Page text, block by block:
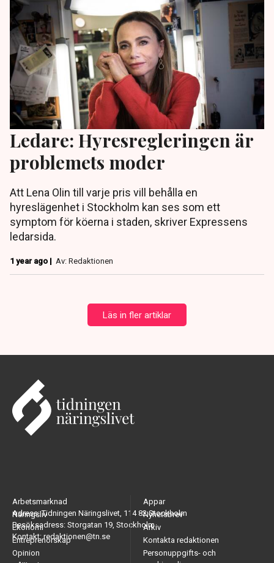
Ledare: Hyresregleringen är
problemets moder
Att Lena Olin till varje pris vill behålla en
hyreslägenhet i Stockholm kan ses som ett
symptom för köerna i staden, skriver Expressens
ledarsida.
1 year ago | Av: Redaktionen
Läs in fler artiklar
Adress: Tidningen Näringslivet, 114 82 Stockholm
Besöksadress: Storgatan 19, Stockholm
Kontakt: redaktionen@tn.se
Arbetsmarknad
Näringsliv
Ekonomi
Entreprenörskap
Opinion
Appar
Nyhetsbrev
Arkiv
Kontakta redaktionen
Personuppgifts- och